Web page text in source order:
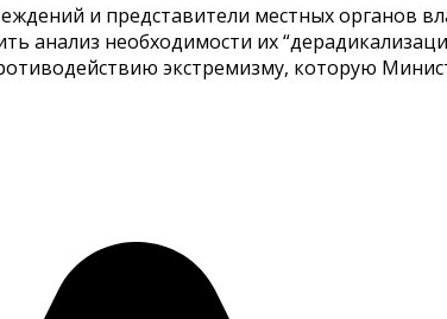
и представители местных органов
анализ необходимости их
экстремизму, которую